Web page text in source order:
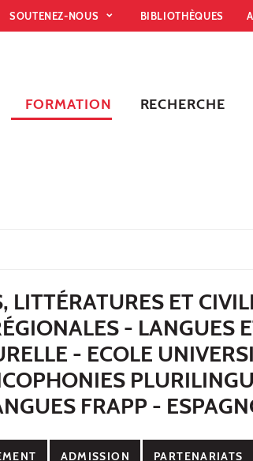
SOUTENEZ-NOUS BIBLIOTHÈQUES
FORMATION RECHERCHE
LITTÉRATURES ET
- LANGUES
- ECOLE
FRAPP -
ADMISSION PARTENARIATS